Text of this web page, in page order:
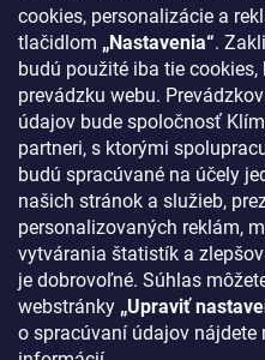
cookies, personalizácie a
tlačidlom „Nastavenia“.
budú použité iba tie cookies,
prevádzku webu.
údajov bude spoločnosť
partneri, s ktorými
budú spracúvané na účely
našich stránok a služieb,
personalizovaných reklám,
vytvárania štatistík a
je dobrovoľné. Súhlas
webstránky „Upraviť
o spracúvaní údajov nájdete